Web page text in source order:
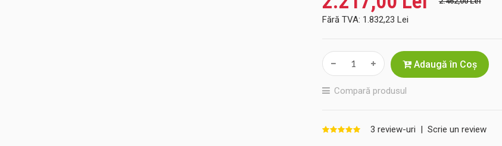
Fără TVA: 1.832,23 Lei
Adaugă în Coş
Compară produsul
3 review-uri | Scrie un review